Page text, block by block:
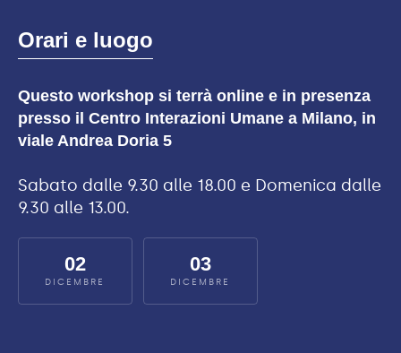
Orari e luogo
Questo workshop si terrà online e in presenza
presso il Centro Interazioni Umane a Milano, in
viale Andrea Doria 5
Sabato dalle 9.30 alle 18.00 e Domenica dalle
9.30 alle 13.00.
02
DICEMBRE
03
DICEMBRE